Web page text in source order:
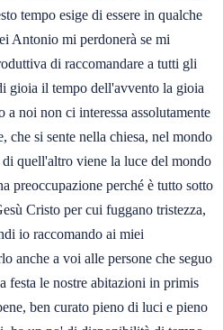
tempo esige di essere in qualche
Antonio mi perdonerà se mi
di raccomandare a tutti gli
gioia il tempo dell'avvento la gioia
noi non ci interessa assolutamente
che si sente nella chiesa, nel mondo
quell'altro viene la luce del mondo
preoccupazione perché è tutto sotto
Cristo per cui fuggano tristezza,
io raccomando ai miei
anche a voi alle persone che seguo
festa le nostre abitazioni in primis
ben curato pieno di luci e pieno